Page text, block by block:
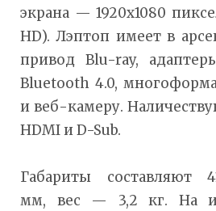
экрана — 1920х1080
HD). Лэптоп имеет в
привод Blu-ray,
Bluetooth 4.0,
и веб-камеру.
HDMI и D-Sub.
Габариты составляют
мм, вес — 3,2 кг. На